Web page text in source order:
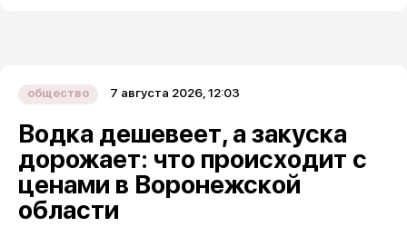
общество 7 августа 2026, 12:03
Водка дешевеет, а закуска
дорожает: что происходит с
ценами в Воронежской
области